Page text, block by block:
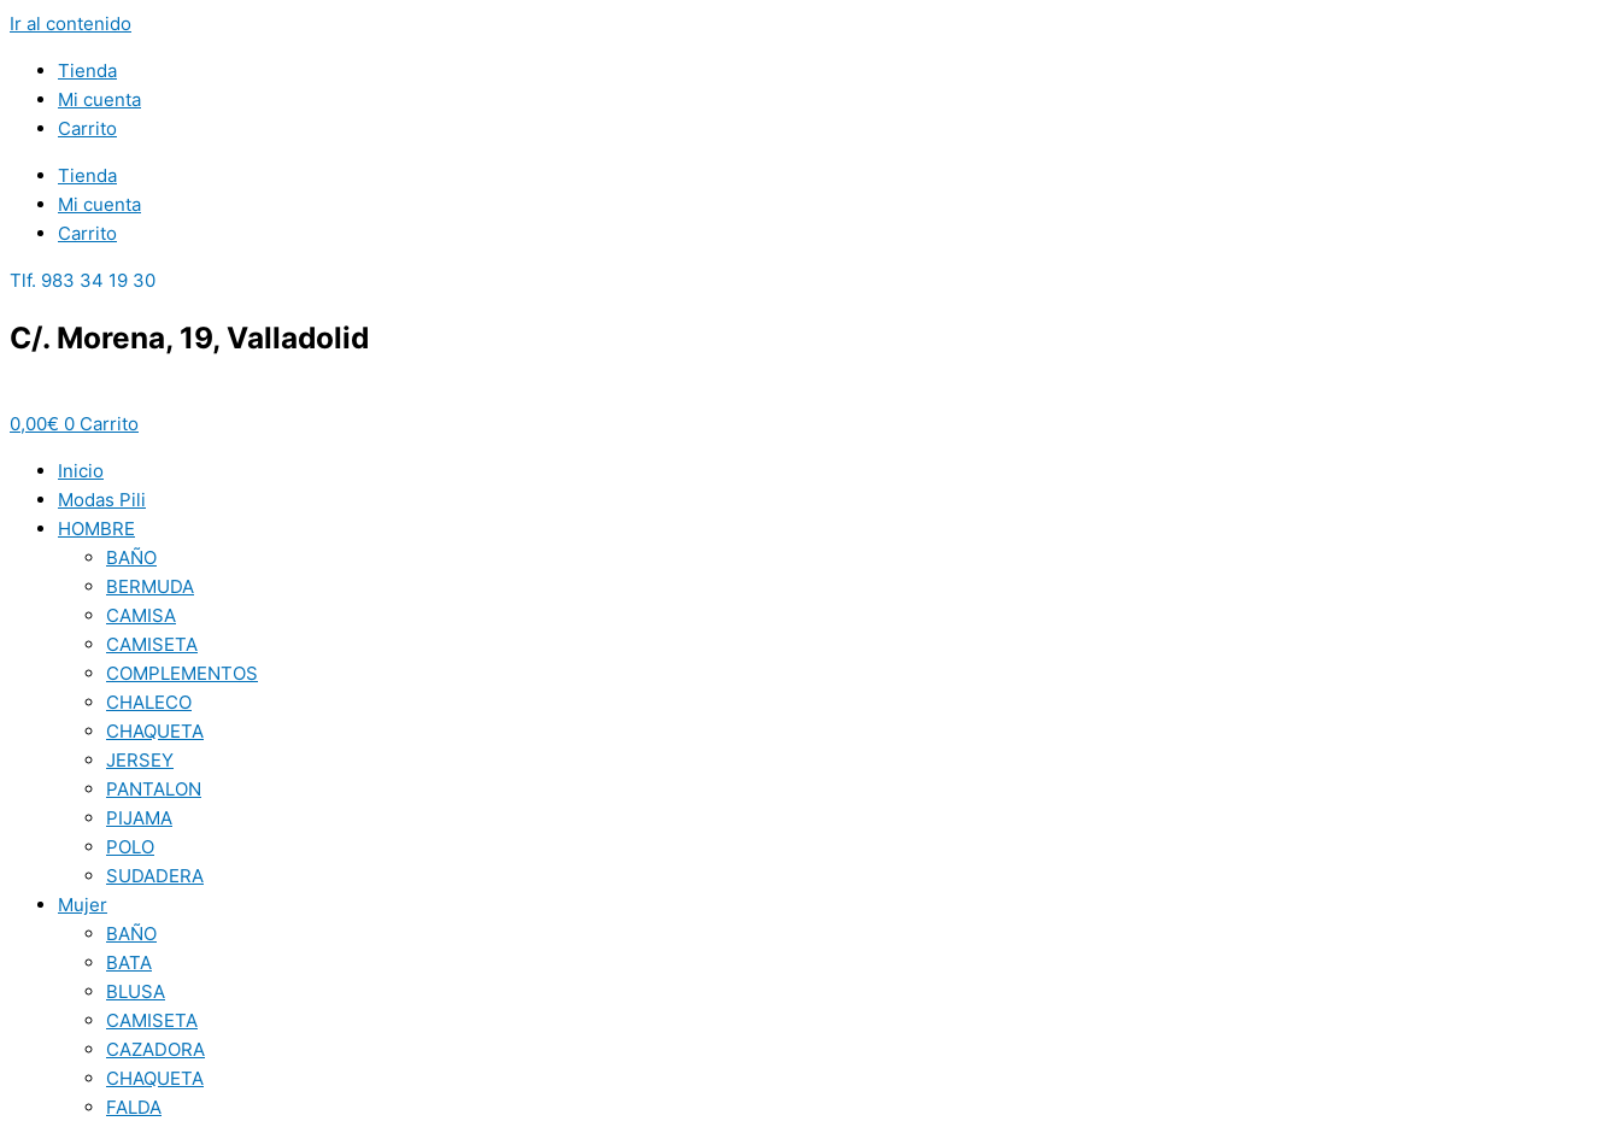
Ir al contenido
Tienda
Mi cuenta
Carrito
Tienda
Mi cuenta
Carrito
Tlf. 983 34 19 30
C/. Morena, 19, Valladolid
0,00€ 0 Carrito
Inicio
Modas Pili
HOMBRE
BAÑO
BERMUDA
CAMISA
CAMISETA
COMPLEMENTOS
CHALECO
CHAQUETA
JERSEY
PANTALON
PIJAMA
POLO
SUDADERA
Mujer
BAÑO
BATA
BLUSA
CAMISETA
CAZADORA
CHAQUETA
FALDA